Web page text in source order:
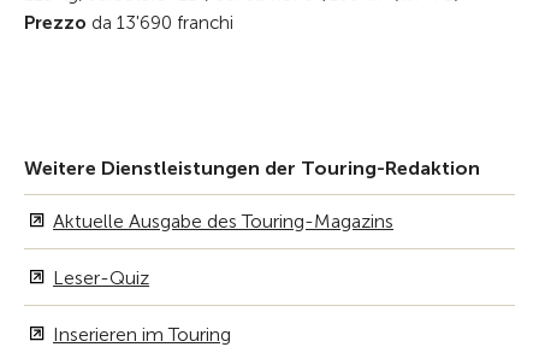
Prezzo da 13'690 franchi
Weitere Dienstleistungen der Touring-Redaktion
Aktuelle Ausgabe des Touring-Magazins
Leser-Quiz
Inserieren im Touring